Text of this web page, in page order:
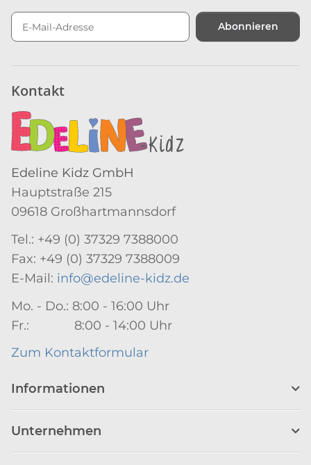
Abonnieren
Kontakt
Edeline Kidz GmbH
Hauptstraße 215
09618 Großhartmannsdorf
Tel.: +49 (0) 37329 7388000
Fax: +49 (0) 37329 7388009
E-Mail: info@edeline-kidz.de
Mo. - Do.: 8:00 - 16:00 Uhr
Fr.: 8:00 - 14:00 Uhr
Zum Kontaktformular
Informationen
Unternehmen